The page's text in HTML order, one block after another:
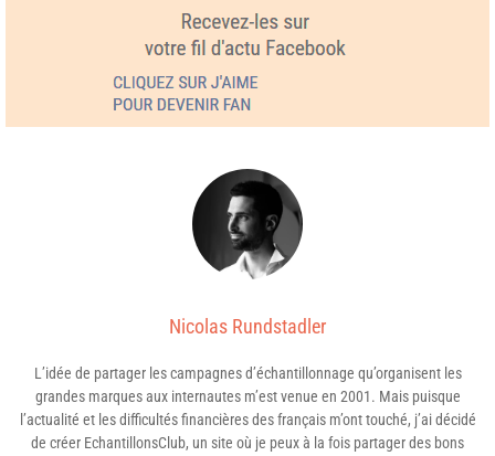
Nicolas Rundstadler
L’idée de partager les campagnes d’échantillonnage qu’organisent les
grandes marques aux internautes m’est venue en 2001. Mais puisque
l’actualité et les difficultés financières des français m’ont touché, j’ai décidé
de créer EchantillonsClub, un site où je peux à la fois partager des bons